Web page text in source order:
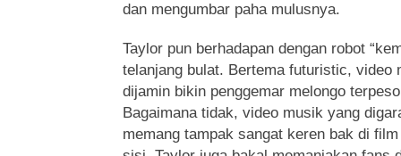
dan mengumbar paha mulusnya.
Taylor pun berhadapan dengan robot
telanjang bulat. Bertema futuristic, video
dijamin bikin penggemar melongo
Bagaimana tidak, video musik yang
memang tampak sangat keren bak di